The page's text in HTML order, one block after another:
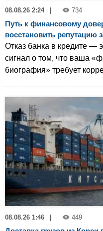
08.08.26 2:24 734
Путь к финансовому
восстановить репутацию
Отказ банка в кредите —
сигнал о том, что ваша
биография» требует
08.08.26 1:46 449